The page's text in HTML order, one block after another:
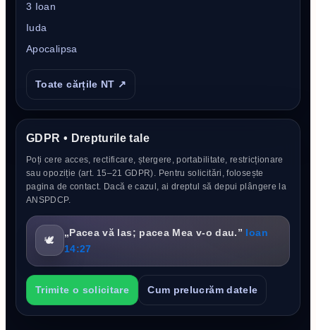
3 Ioan
Iuda
Apocalipsa
Toate cărțile NT ↗
GDPR • Drepturile tale
Poți cere acces, rectificare, ștergere, portabilitate, restricționare
sau opoziție (art. 15–21 GDPR). Pentru solicitări, folosește
pagina de contact. Dacă e cazul, ai dreptul să depui plângere la
ANSPDCP.
🕊️
„Pacea vă las; pacea Mea v-o dau.” Ioan
14:27
Trimite o solicitare Cum prelucrăm datele